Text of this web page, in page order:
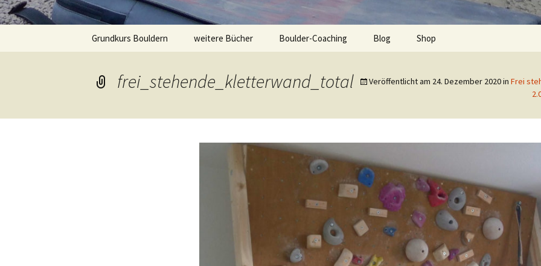
Grundkurs Bouldern weitere Bücher
Bouldertraining
Destination
Boulder-Coaching Blog Shop
frei_stehende_kletterwand_total Veröffentlicht am 24. Dezember 2020in Frei